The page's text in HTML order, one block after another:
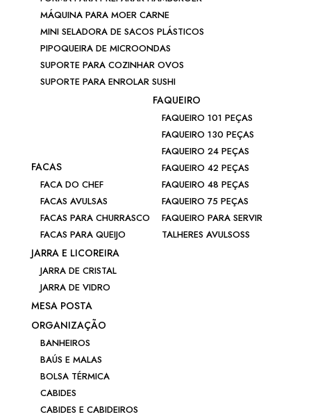
MÁQUINA PARA MOER CARNE
MINI SELADORA DE SACOS PLÁSTICOS
PIPOQUEIRA DE MICROONDAS
SUPORTE PARA COZINHAR OVOS
SUPORTE PARA ENROLAR SUSHI
FACAS
FACA DO CHEF
FACAS AVULSAS
FACAS PARA CHURRASCO
FACAS PARA QUEIJO
FAQUEIRO
FAQUEIRO 101 PEÇAS
FAQUEIRO 130 PEÇAS
FAQUEIRO 24 PEÇAS
FAQUEIRO 42 PEÇAS
FAQUEIRO 48 PEÇAS
FAQUEIRO 75 PEÇAS
FAQUEIRO PARA SERVIR
TALHERES AVULSOSS
JARRA E LICOREIRA
JARRA DE CRISTAL
JARRA DE VIDRO
MESA POSTA
ORGANIZAÇÃO
BANHEIROS
BAÚS E MALAS
BOLSA TÉRMICA
CABIDES
CABIDES E CABIDEIROS